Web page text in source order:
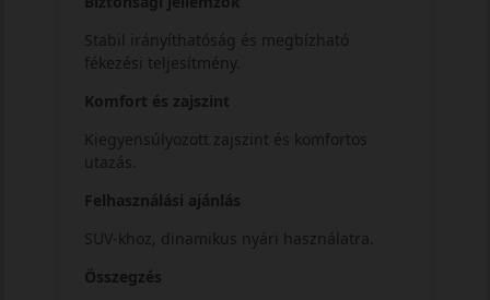
Stabil irányíthatóság és megbízható
fékezési teljesítmény.
Komfort és zajszint
Kiegyensúlyozott zajszint és komfortos
utazás.
Felhasználási ajánlás
SUV-khoz, dinamikus nyári használatra.
Összegzés